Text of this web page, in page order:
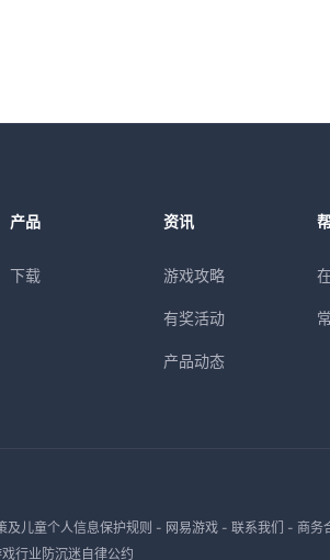
产品
下载
资讯
游戏攻略
有奖活动
产品动态
及儿童个人信息保护规则 - 网易游戏- 联系我们 - 商务
行业防沉迷自律公约